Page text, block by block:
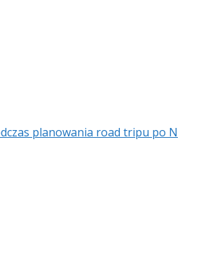
planowania road tripu po N